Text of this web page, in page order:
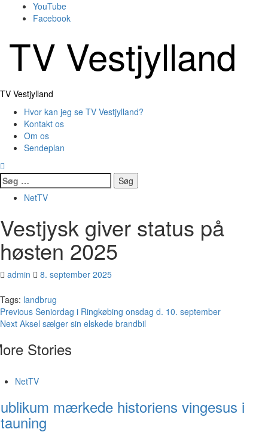
YouTube
Facebook
TV Vestjylland
Primary
TV Vestjylland
Hvor kan jeg se TV Vestjylland?
Kontakt os
Om os
Sendeplan
Søg
efter:
NetTV
Vestjysk giver status på
høsten 2025
admin 8. september 2025
Tags: landbrug
Continue
Reading
Previous Seniordag i Ringkøbing onsdag d. 10. september
Next Aksel sælger sin elskede brandbil
Stories
NetTV
mærkede historiens vingesus i